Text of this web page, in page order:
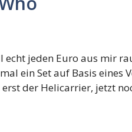
jeden Euro aus mir
ein Set auf Basis eines
der Helicarrier, jetzt